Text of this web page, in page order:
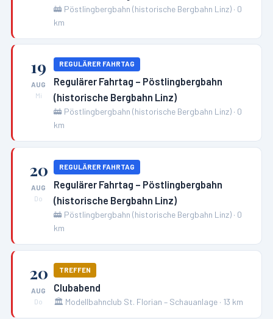
🚋 Pöstlingbergbahn (historische Bergbahn Linz) · 0
km
19
AUG
Mi
REGULÄRER FAHRTAG
Regulärer Fahrtag – Pöstlingbergbahn
(historische Bergbahn Linz)
🚋 Pöstlingbergbahn (historische Bergbahn Linz) · 0
km
20
AUG
Do
REGULÄRER FAHRTAG
Regulärer Fahrtag – Pöstlingbergbahn
(historische Bergbahn Linz)
🚋 Pöstlingbergbahn (historische Bergbahn Linz) · 0
km
20
AUG
Do
TREFFEN
Clubabend
🏛️ Modellbahnclub St. Florian – Schauanlage · 13 km